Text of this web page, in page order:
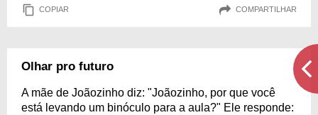
COPIAR COMPARTILHAR
Olhar pro futuro
A mãe de Joãozinho diz: "Joãozinho, por que você
está levando um binóculo para a aula?" Ele responde: